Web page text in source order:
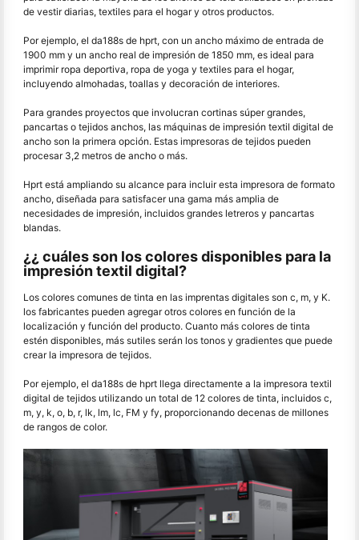
de vestir diarias, textiles para el hogar y otros productos.
Por ejemplo, el da188s de hprt, con un ancho máximo de entrada de
1900 mm y un ancho real de impresión de 1850 mm, es ideal para
imprimir ropa deportiva, ropa de yoga y textiles para el hogar,
incluyendo almohadas, toallas y decoración de interiores.
Para grandes proyectos que involucran cortinas súper grandes,
pancartas o tejidos anchos, las máquinas de impresión textil digital de
ancho son la primera opción. Estas impresoras de tejidos pueden
procesar 3,2 metros de ancho o más.
Hprt está ampliando su alcance para incluir esta impresora de formato
ancho, diseñada para satisfacer una gama más amplia de
necesidades de impresión, incluidos grandes letreros y pancartas
blandas.
¿¿ cuáles son los colores disponibles para la
impresión textil digital?
Los colores comunes de tinta en las imprentas digitales son c, m, y K.
los fabricantes pueden agregar otros colores en función de la
localización y función del producto. Cuanto más colores de tinta
estén disponibles, más sutiles serán los tonos y gradientes que puede
crear la impresora de tejidos.
Por ejemplo, el da188s de hprt llega directamente a la impresora textil
digital de tejidos utilizando un total de 12 colores de tinta, incluidos c,
m, y, k, o, b, r, lk, lm, lc, FM y fy, proporcionando decenas de millones
de rangos de color.